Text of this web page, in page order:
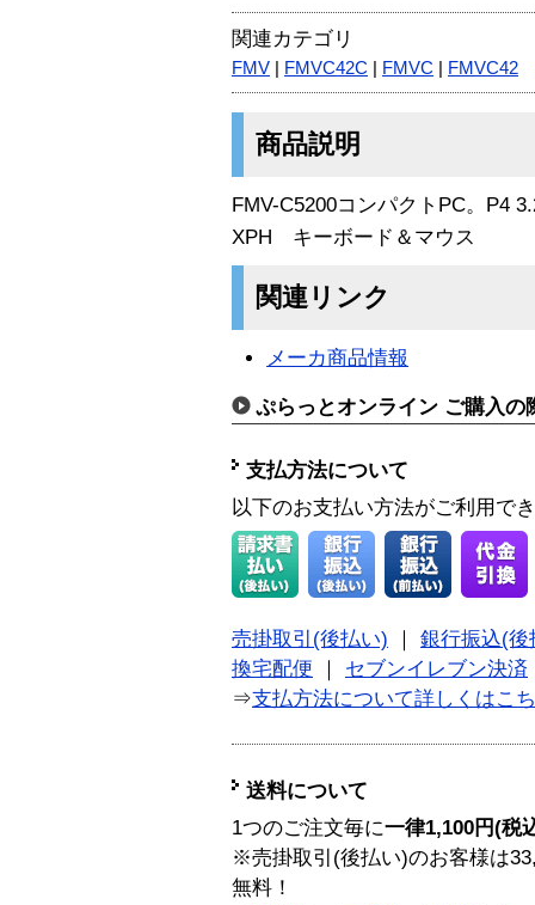
関連カテゴリ
FMV FMVC42C FMVC FMVC42
商品説明
FMV-C5200コンパクトPC。
XPH キーボード＆マウス
関連リンク
メーカ商品情報
ぷらっとオンライン ご購入の
支払方法について
以下のお支払い方法がご利用で
売掛取引(後払い)
銀行振込(後
換宅配便
セブンイレブン決済
⇒支払方法について詳しくはこ
送料について
1つのご注文毎に一律1,100円(税
※売掛取引(後払い)のお客様は
無料！